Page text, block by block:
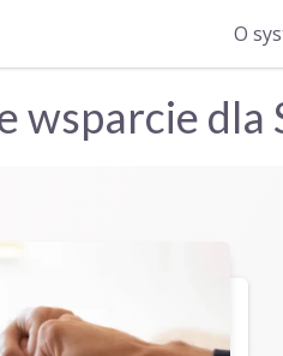
O
wsparcie dla